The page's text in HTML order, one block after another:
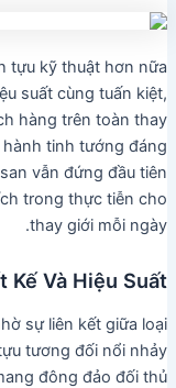
tựu kỹ thuật hơn nữa
suất cùng tuấn kiệt,
hàng trên toàn thay
tinh tướng đáng
vẫn đứng đầu tiên
trong thực tiễn cho
thay giới mỗi ngày.
Kế Và Hiệu Suất
sự liên kết giữa loại
tương đối nổi nhảy
đông đảo đối thủ.